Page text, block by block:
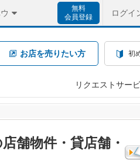
無料
会員登録
ログイ
お店を売りたい方 初
リクエストサー
舗物件・貸店舗・